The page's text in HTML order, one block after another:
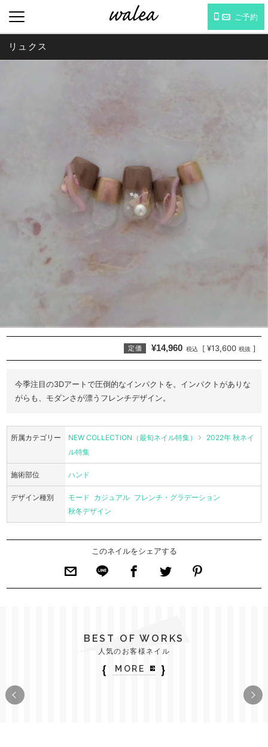
ご予約
リュクス
定価 ¥14,960 税込 [ ¥13,600 税抜 ]
今季注目の3Dアートで圧倒的なインパクトを。インパクトがありな
がらも、モダンさが漂うフレンチデザイン。
所属カテゴリー NEW COLLECTION（最旬ネイル特集）
2022年 秋ネイ
ル特集
施術部位 ハンド
デザイン種別 モード カジュアル フレンチ・グラデーション
秋冬デザイン
このネイルをシェアする
BEST OF WORKS
人気のお客様ネイル
｛ MORE ｝